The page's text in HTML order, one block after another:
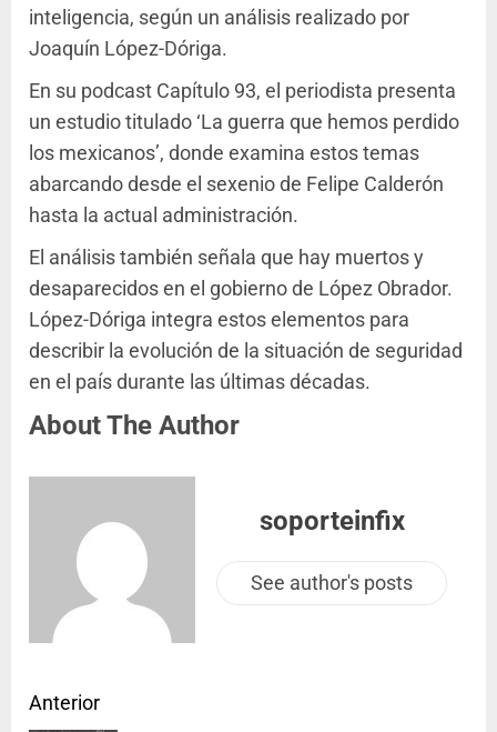
inteligencia, según un análisis realizado por
Joaquín López-Dóriga.
En su podcast Capítulo 93, el periodista presenta
un estudio titulado ‘La guerra que hemos perdido
los mexicanos’, donde examina estos temas
abarcando desde el sexenio de Felipe Calderón
hasta la actual administración.
El análisis también señala que hay muertos y
desaparecidos en el gobierno de López Obrador.
López-Dóriga integra estos elementos para
describir la evolución de la situación de seguridad
en el país durante las últimas décadas.
About The Author
soporteinfix
See author's posts
Anterior